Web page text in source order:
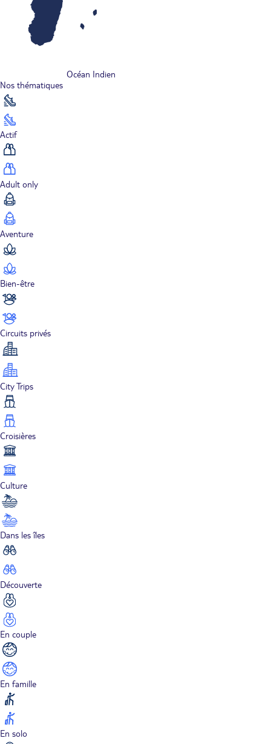
Océan Indien
Nos thématiques
Actif
Adult only
Aventure
Bien-être
Circuits privés
City Trips
Croisières
Culture
Dans les îles
Découverte
En couple
En famille
En solo